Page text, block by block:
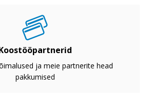
ja meie partnerite head
pakkumised